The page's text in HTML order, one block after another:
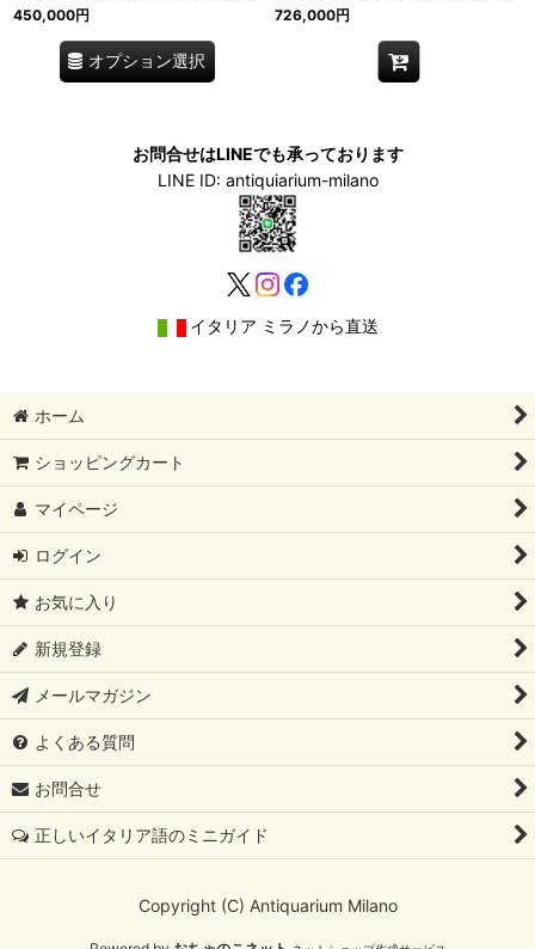
450,000円
オプション選択
726,000円
お問合せはLINEでも承っております
LINE ID: antiquiarium-milano
イタリア ミラノから直送
ホーム
ショッピングカート
マイページ
ログイン
お気に入り
新規登録
メールマガジン
よくある質問
お問合せ
正しいイタリア語のミニガイド
Copyright (C) Antiquarium Milano